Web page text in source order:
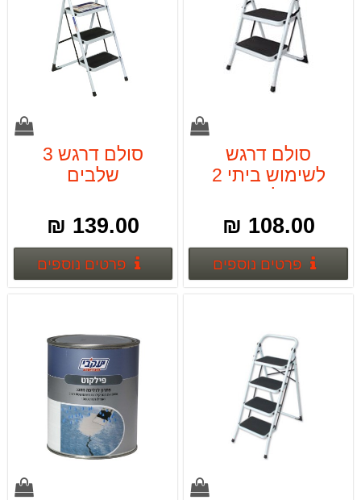
סולם דרגש
לשימוש ביתי 2
שלבים
108.00 ₪
פרטים נוספיםפרטים נוספים
סולם דרגש 3
שלבים
139.00 ₪
פרטים נוספים